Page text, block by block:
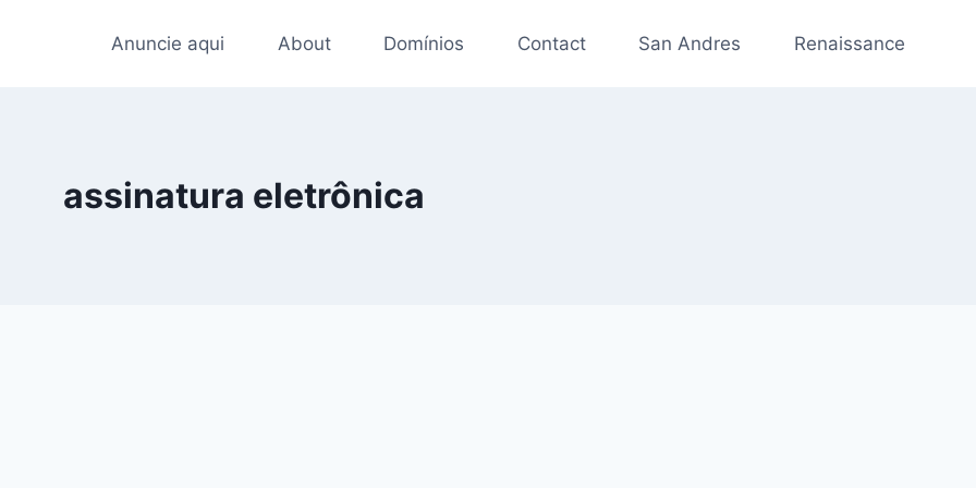
Anuncie aqui About Domínios Contact San Andres Renaissance
assinatura eletrônica